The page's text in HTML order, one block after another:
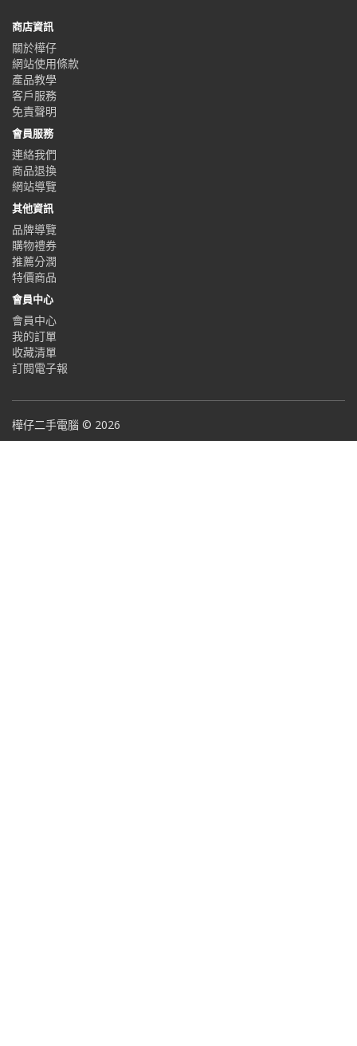
商店資訊
關於樺仔
網站使用條款
產品教學
客戶服務
免責聲明
會員服務
連絡我們
商品退換
網站導覽
其他資訊
品牌導覽
購物禮券
推薦分潤
特價商品
會員中心
會員中心
我的訂單
收藏清單
訂閱電子報
樺仔二手電腦 © 2026